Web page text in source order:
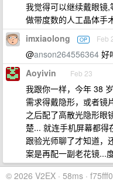
我觉得可以继续戴眼镜
做带度数的人工晶体手
imxiaolong OP Feb
@anson264556364 好
Aoyivin Feb 23
我跟你一样，今年 38
需求得戴隐形，或者镜
之后配了高散光隐形眼
楚... 就连手机屏幕都得
跟验光师聊了才知道，
案是再配一副老花镜...
© 2026 V2EX · 58ms ·